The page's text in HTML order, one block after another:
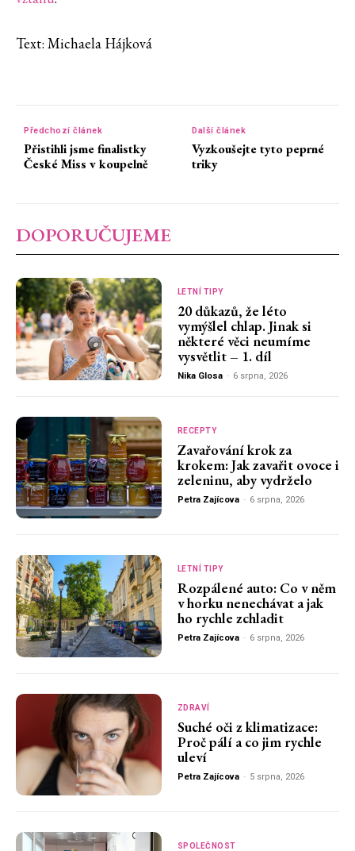
Text: Michaela Hájková
Předchozí článek
Přistihli jsme finalistky
České Miss v koupelně
Další článek
Vyzkoušejte tyto peprné
triky
DOPORUČUJEME
LETNÍ TIPY
20 důkazů, že léto
vymýšlel chlap. Jinak si
některé věci neumíme
vysvětlit – 1. díl
Nika Glosa - 6 srpna, 2026
RECEPTY
Zavařování krok za
krokem: Jak zavařit ovoce i
zeleninu, aby vydrželo
Petra Zajícova - 6 srpna, 2026
LETNÍ TIPY
Rozpálené auto: Co v něm
v horku nenechávat a jak
ho rychle zchladit
Petra Zajícova - 6 srpna, 2026
ZDRAVÍ
Suché oči z klimatizace:
Proč pálí a co jim rychle
uleví
Petra Zajícova - 5 srpna, 2026
SPOLEČNOST